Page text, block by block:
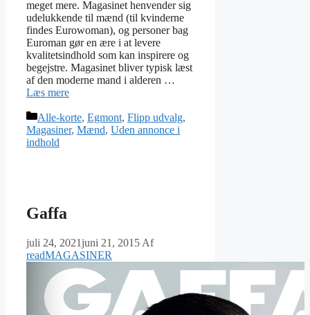
meget mere. Magasinet henvender sig
udelukkende til mænd (til kvinderne
findes Eurowoman), og personer bag
Euroman gør en ære i at levere
kvalitetsindhold som kan inspirere og
begejstre. Magasinet bliver typisk læst
af den moderne mand i alderen …
Læs mere
Kategorier
Alle-korte, Egmont, Flipp udvalg,
Magasiner, Mænd, Uden annonce i
indhold
Gaffa
juli 24, 2021juni 21, 2015 Af
readMAGASINER